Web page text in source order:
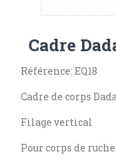
Cadre
Référence: EQ18
Cadre de corps
Filage vertical
Pour corps de